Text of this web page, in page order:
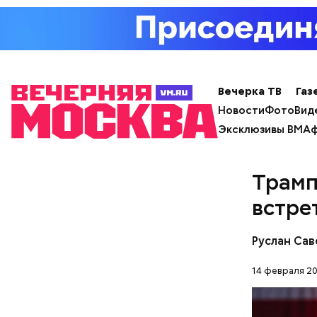
Вечерка ТВ
НовостиФото
Эксклюзивы ВМ
Руслан
14 февраля
Особенно
открытом
Он
новых не